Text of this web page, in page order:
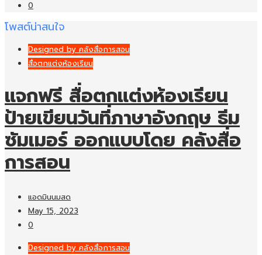
0
โพสต์น่าสนใจ
Designed by คลังสื่อการสอน
สื่อตกแต่งห้องเรียน
แจกฟรี สื่อตกแต่งห้องเรียน
ป้ายเขียนวันที่ภาษาอังกฤษ ธีม
ซัมเมอร์ ออกแบบโดย คลังสื่อ
การสอน
แอดมินนมสด
May 15, 2023
0
Designed by คลังสื่อการสอน